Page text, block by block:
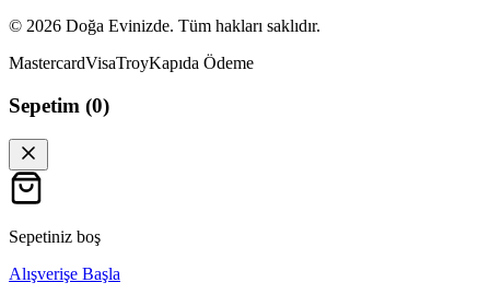
© 2026 Doğa Evinizde. Tüm hakları saklıdır.
MastercardVisaTroyKapıda Ödeme
Sepetim (0)
Sepetiniz boş
Alışverişe Başla